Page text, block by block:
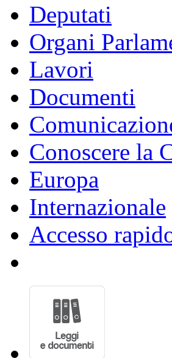
Deputati
Organi
Lavori
Documenti
Conoscere la
Europa
Internazionale
Accesso